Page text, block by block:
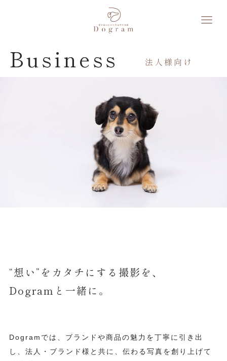
Business 法人様向け
“想い”をカタチにする撮影を、
Dogramと一緒に。
Dogramでは、ブランドや商品の魅力を丁寧に引き出
し、法人・ブランド様と共に、伝わる写真を創り上げて